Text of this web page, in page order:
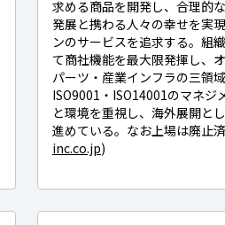
求める商品を開発し、合理的
発展と携わる人々の幸せを実
ンのサービスを追求する。組
て商社機能を最大限発揮し、
パーツ・産業インフラの三領
ISO9001・ISO14001のマネ
と環境を重視し、海外展開と
進めている。なお上場は廃止
inc.co.jp)